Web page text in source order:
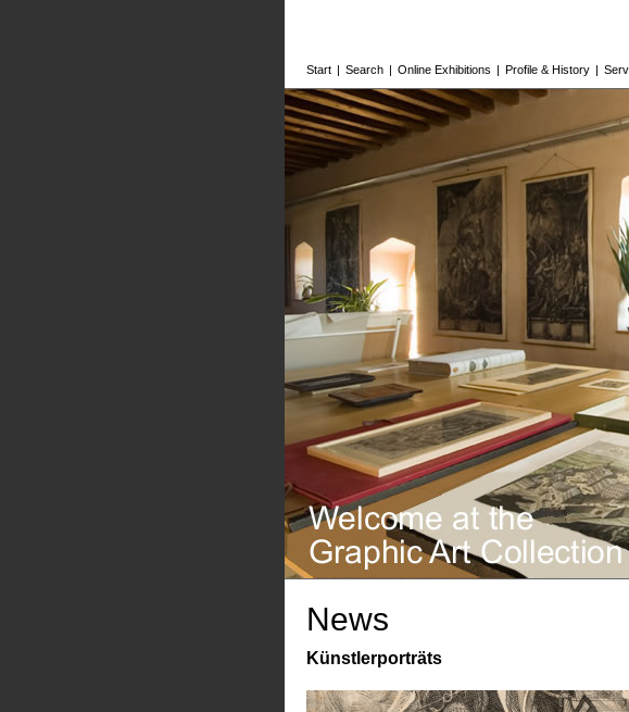
Start | Search | Online Exhibitions | Profile & History |
News
Künstlerporträts